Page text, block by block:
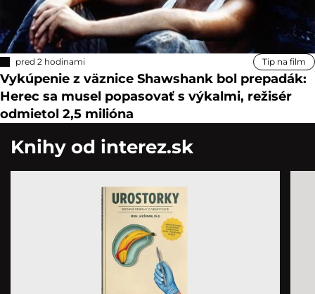
pred 2 hodinami Tip na film
Vykúpenie z väznice Shawshank bol prepadák:
Herec sa musel popasovať s výkalmi, režisér
odmietol 2,5 milióna
Knihy od interez.sk